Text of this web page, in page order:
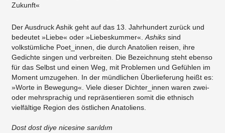
Zukunft«
Der Ausdruck Ashik geht auf das 13. Jahrhundert zurück und
bedeutet »Liebe« oder »Liebeskummer«. Ashiks sind
volkstümliche Poet_innen, die durch Anatolien reisen, ihre
Gedichte singen und verbreiten. Die Bezeichnung steht ebenso
für das Selbst und einen Weg, mit Problemen und Gefühlen im
Moment umzugehen. In der mündlichen Überlieferung heißt es:
»Worte in Bewegung«. Viele dieser Dichter_innen waren zwei-
oder mehrsprachig und repräsentieren somit die ethnisch
vielfältige Region des östlichen Anatoliens.
Dost dost diye nicesine sarıldım